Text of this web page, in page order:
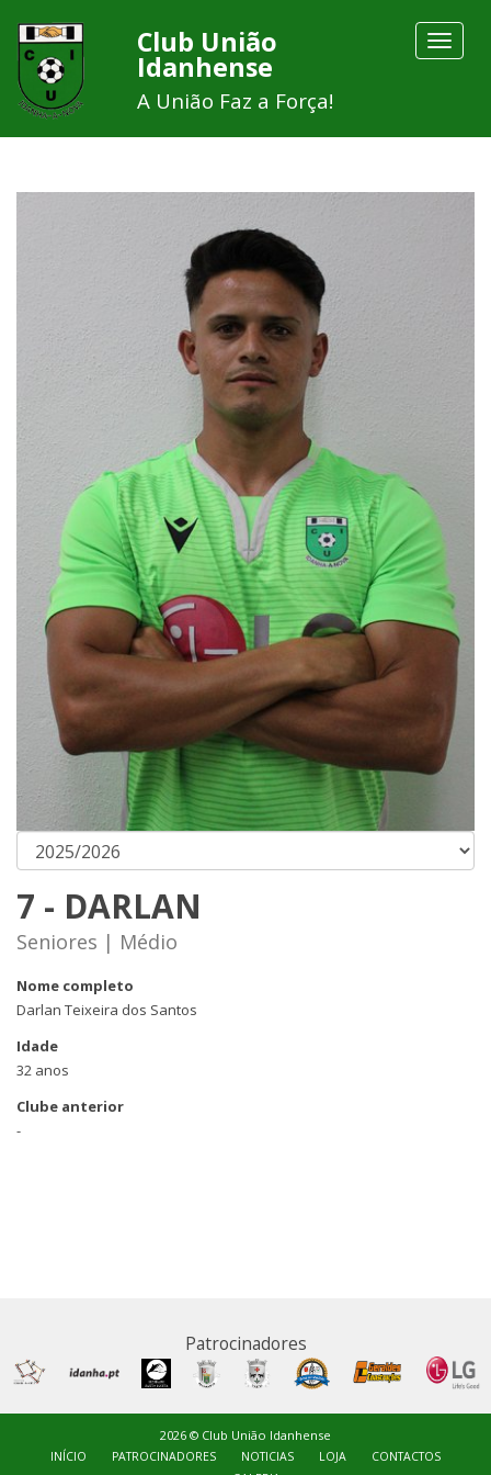
Toggle
Club União
Idanhense
A União Faz a Força!
7 - DARLAN
Seniores | Médio
Nome completo
Darlan Teixeira dos Santos
Idade
32 anos
Clube anterior
-
Patrocinadores
2026 © Club União Idanhense
INÍCIO PATROCINADORES NOTICIAS LOJA
CONTACTOS